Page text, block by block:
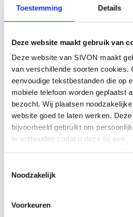
Toestemming Details
Deze website maakt gebruik van
Deze website van SIVON maakt
van verschillende soorten cookies.
eenvoudige tekstbestanden die op
mobiele telefoon worden geplaatst
bezocht. Wij plaatsen
website goed te laten werken.
bijvoorbeeld gebruikt om
te onthouden zodat u deze bij een
Soms embedden wij content van
marketingcookies plaatsen,
Noodzakelijk
Voorkeuren
noodzakelijk bewaard
jaar), ook nadat
Firefly (AI-
functionaliteit) voegt
Content Credentials
AI‑beelden en
in Adobe’s cloud. Het
gebruikers niet
gegevens worden
waarom dit gebeurt of
worden opgeslagen.
Bij inzageverzoeken
AI‑prompts of
ontbreken. Beheerders
om